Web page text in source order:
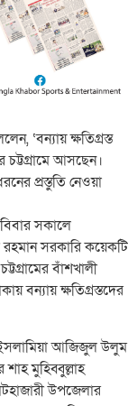
‘বন্যায় ক্ষতিগ্রস্ত
চট্টগ্রামে আসছেন।
প্রস্তুতি নেওয়া
সকালে
রহমান সরকারি কয়েকটি
বাঁশখালী
বন্যায় ক্ষতিগ্রস্তদের
আজিজুল উলুম
মুহিব্বুল্লাহ
উপজেলার